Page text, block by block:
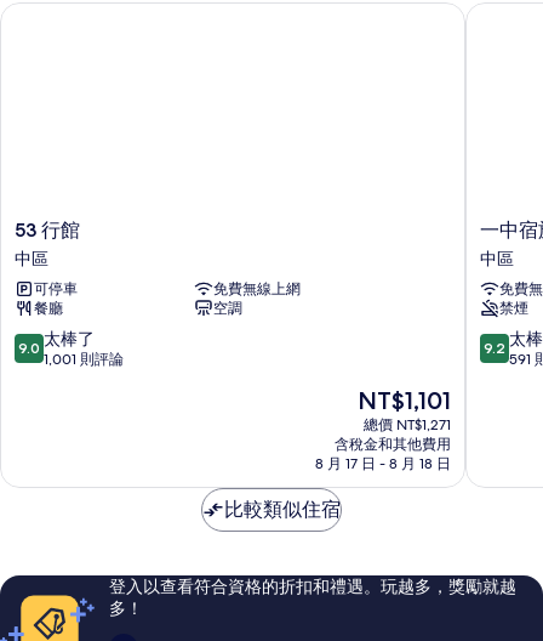
相
詳
53
行
館
中
區
53 行館
中區
可停車
免費無線上網
餐廳
空調
9.0
分，
棒
評
論
9.0 太棒了
1,001 則評論
現
在
價
格
為
NT$1,101
總價 NT$1,271
含稅金和其他費用
8 月 17 日 - 8 月 18 日
53 行館
一
中
宿
旅
中
區
一中宿
中區
免費
禁煙
9.2
分，
棒
評
論
9.2 太
591
一中宿旅
比較類似住宿
登入以查看符合資格的折扣和禮遇。玩越多，獎勵就越
多！